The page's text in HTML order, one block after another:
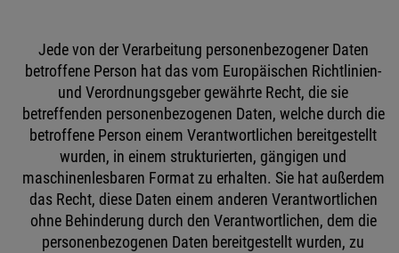
Jede von der Verarbeitung personenbezogener Daten
betroffene Person hat das vom Europäischen Richtlinien-
und Verordnungsgeber gewährte Recht, die sie
betreffenden personenbezogenen Daten, welche durch die
betroffene Person einem Verantwortlichen bereitgestellt
wurden, in einem strukturierten, gängigen und
maschinenlesbaren Format zu erhalten. Sie hat außerdem
das Recht, diese Daten einem anderen Verantwortlichen
ohne Behinderung durch den Verantwortlichen, dem die
personenbezogenen Daten bereitgestellt wurden, zu